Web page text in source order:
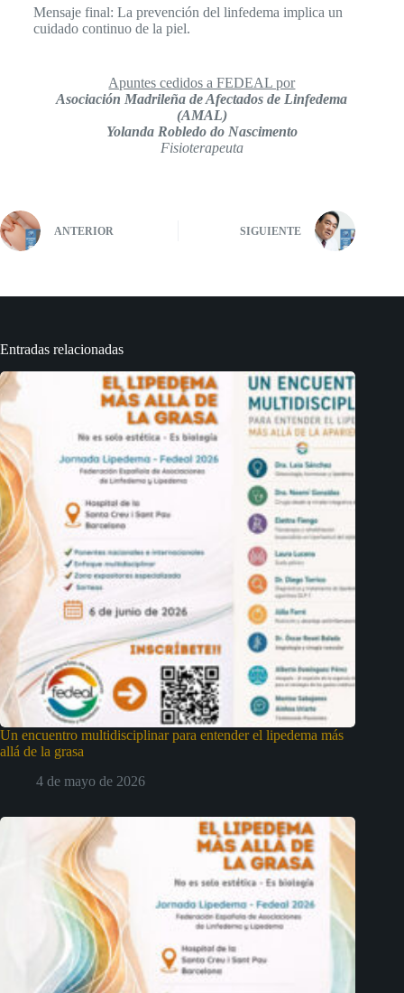
Mensaje final: La prevención del linfedema implica un
cuidado continuo de la piel.
Apuntes cedidos a FEDEAL por
Asociación Madrileña de Afectados de Linfedema
(AMAL)
Yolanda Robledo do Nascimento
Fisioterapeuta
ANTERIOR SIGUIENTE
Entradas relacionadas
Un encuentro multidisciplinar para entender el lipedema más
allá de la grasa
4 de mayo de 2026